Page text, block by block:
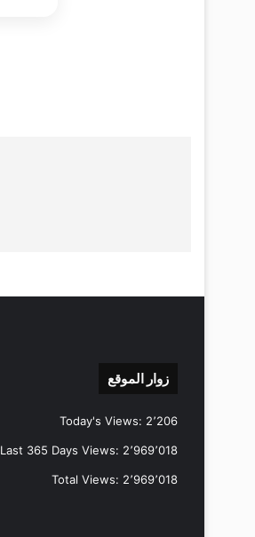
زوار الموقع
Today's Views: 2٬206
Last 365 Days Views: 2٬969٬018
Total Views: 2٬969٬018